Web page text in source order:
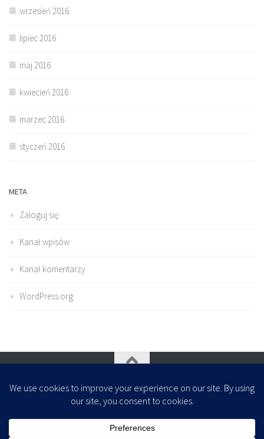
wrzesień 2016
lipiec 2016
maj 2016
kwiecień 2016
marzec 2016
styczeń 2016
META
Zaloguj się
Kanał wpisów
Kanał komentarzy
WordPress.org
- Zaprojektowany z